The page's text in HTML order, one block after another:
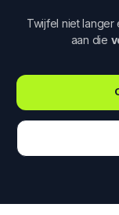
Twijfel niet
aan die